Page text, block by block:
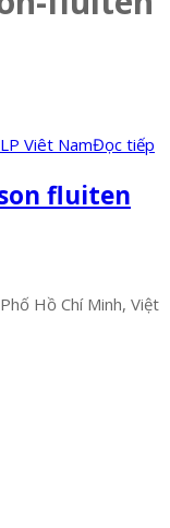
Đọc tiếp
fluiten
Hồ Chí Minh, Việt